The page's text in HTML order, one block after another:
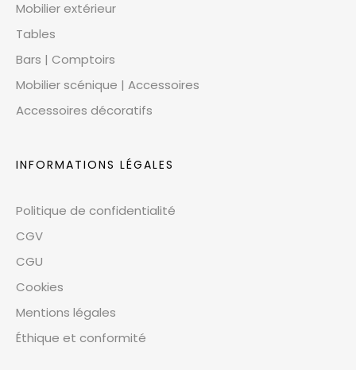
Mobilier extérieur
Tables
Bars | Comptoirs
Mobilier scénique | Accessoires
Accessoires décoratifs
INFORMATIONS LÉGALES
Politique de confidentialité
CGV
CGU
Cookies
Mentions légales
Éthique et conformité